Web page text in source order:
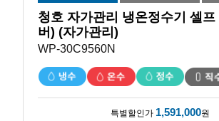
청호 자가관리 냉온정수기 셀프
버) (자가관리)
WP-30C9560N
특별할인가 1,591,000원